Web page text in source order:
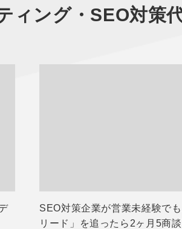
ィング・SEO対策
SEO対策企業が営業未経験で
リード」を追ったら2ヶ月5商